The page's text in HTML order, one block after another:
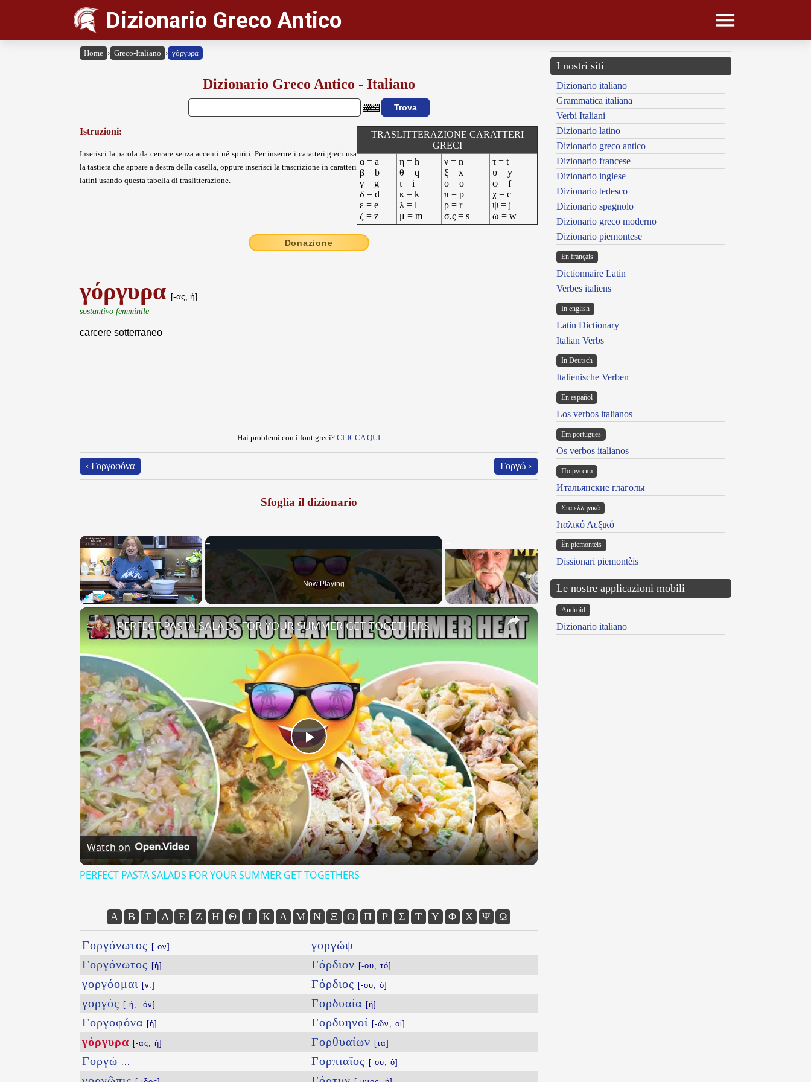
Dizionario Greco Antico
Home › Greco-Italiano › γόργυρα
Dizionario Greco Antico - Italiano
Istruzioni:
Inserisci la parola da cercare senza accenti né spiriti. Per inserire i caratteri greci usa
la tastiera che appare a destra della casella, oppure inserisci la trascrizione in caratteri
latini usando questa tabella di traslitterazione.
TRASLITTERAZIONE CARATTERI
GRECI
α = a
β = b
γ = g
δ = d
ε = e
ζ = z
η = h
θ = q
ι = i
κ = k
λ = l
μ = m
ν = n
ξ = x
ο = o
π = p
ρ = r
σ,ς = s
τ = t
υ = y
φ = f
χ = c
ψ = j
ω = w
Donazione
γόργυρα [-ας, ἡ]
sostantivo femminile
carcere sotterraneo
Hai problemi con i font greci? CLICCA QUI
‹ Γοργοφόνα Γοργώ ›
Sfoglia il dizionario
×
Now Playing
×
Play
Video
PERFECT PASTA SALADS FOR YOUR SUMMER GET TOGETHERS
Watch on
PERFECT PASTA SALADS FOR YOUR SUMMER GET TOGETHERS
Α Β Γ Δ Ε Ζ Η Θ Ι Κ Λ Μ Ν Ξ Ο Π Ρ Σ Τ Υ Φ Χ Ψ Ω
Γοργόνωτος [-ον]
Γοργόνωτος [ἡ]
γοργόομαι [v.]
γοργός [-ή, -όν]
Γοργοφόνα [ἡ]
γόργυρα [-ας, ἡ]
Γοργώ
γοργώψ
Γόρδιον [-ου, τό]
Γόρδιος [-ου, ὁ]
Γορδυαία [ἡ]
Γορδυηνοί [-ῶν, οἱ]
Γορθυαίων [τά]
Γορπιαῖος [-ου, ὁ]
I nostri siti
Dizionario italiano
Grammatica italiana
Verbi Italiani
Dizionario latino
Dizionario greco antico
Dizionario francese
Dizionario inglese
Dizionario tedesco
Dizionario spagnolo
Dizionario greco moderno
Dizionario piemontese
En français
Dictionnaire Latin
Verbes italiens
In english
Latin Dictionary
Italian Verbs
In Deutsch
Italienische Verben
En español
Los verbos italianos
Em portugues
Os verbos italianos
По русски
Итальянские глаголы
Στα ελληνικά
Ιταλικό Λεξικό
Ën piemontèis
Dissionari piemontèis
Le nostre applicazioni mobili
Android
Dizionario italiano